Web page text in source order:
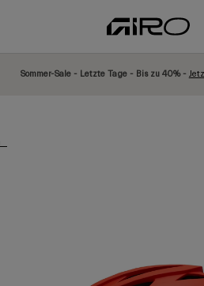
Sommer-Sale - Letzte Tage - Bis zu 40% -